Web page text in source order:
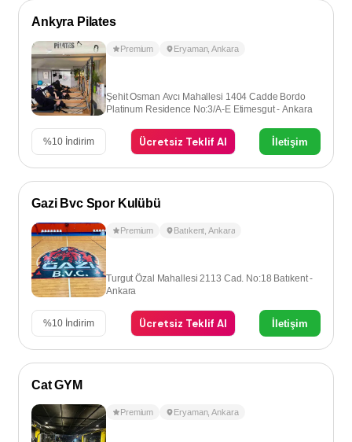
Ankyra Pilates
Premium Eryaman,Ankara
Şehit Osman Avcı Mahallesi 1404 Cadde Bordo
Platinum Residence No:3/A-E Etimesgut - Ankara
%10 İndirim Ücretsiz Teklif Al İletişim
Gazi Bvc Spor Kulübü
Premium Batıkent ,Ankara
Turgut Özal Mahallesi 2113 Cad. No:18 Batıkent -
Ankara
%10 İndirim Ücretsiz Teklif Al İletişim
Cat GYM
Premium Eryaman,Ankara